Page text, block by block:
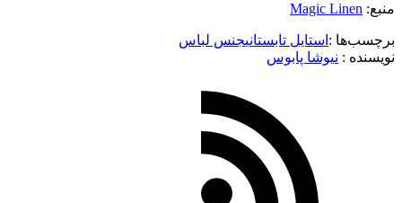
منبع: Magic Linen
برچسب‌ها : استایل تابستانیجنس لباس
نویسنده :‌ نیوشا پابوس